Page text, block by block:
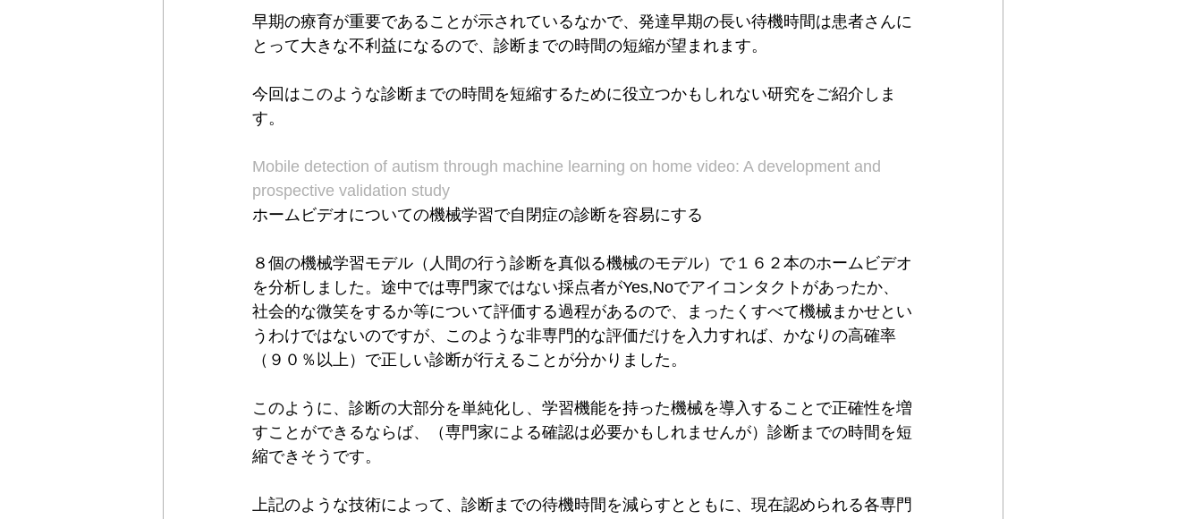
早期の療育が重要であることが示されているなかで、発達早期の長い待機時間は患者さんに
とって大きな不利益になるので、診断までの時間の短縮が望まれます。
今回はこのような診断までの時間を短縮するために役立つかもしれない研究をご紹介しま
す。
Mobile detection of autism through machine learning on home video: A development and
prospective validation study
ホームビデオについての機械学習で自閉症の診断を容易にする
８個の機械学習モデル（人間の行う診断を真似る機械のモデル）で１６２本のホームビデオ
を分析しました。途中では専門家ではない採点者がYes,Noでアイコンタクトがあったか、
社会的な微笑をするか等について評価する過程があるので、まったくすべて機械まかせとい
うわけではないのですが、このような非専門的な評価だけを入力すれば、かなりの高確率
（９０％以上）で正しい診断が行えることが分かりました。
このように、診断の大部分を単純化し、学習機能を持った機械を導入することで正確性を増
すことができるならば、（専門家による確認は必要かもしれませんが）診断までの時間を短
縮できそうです。
上記のような技術によって、診断までの待機時間を減らすとともに、現在認められる各専門